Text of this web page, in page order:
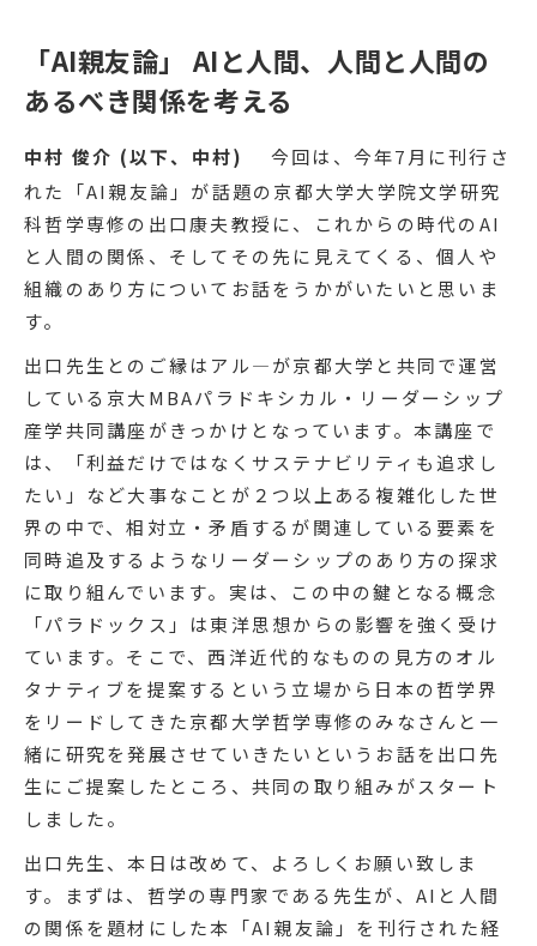
「AI親友論」 AIと人間、人間と人間の
あるべき関係を考える
中村 俊介 (以下、中村)
今回は、今年7月に刊行さ
れた「AI親友論」が話題の京都大学大学院文学研究
科哲学専修の出口康夫教授に、これからの時代のAI
と人間の関係、そしてその先に見えてくる、個人や
組織のあり方についてお話をうかがいたいと思いま
す。
出口先生とのご縁はアル―が京都大学と共同で運営
している京大MBAパラドキシカル・リーダーシップ
産学共同講座がきっかけとなっています。本講座で
は、「利益だけではなくサステナビリティも追求し
たい」など大事なことが２つ以上ある複雑化した世
界の中で、相対立・矛盾するが関連している要素を
同時追及するようなリーダーシップのあり方の探求
に取り組んでいます。実は、この中の鍵となる概念
「パラドックス」は東洋思想からの影響を強く受け
ています。そこで、西洋近代的なものの見方のオル
タナティブを提案するという立場から日本の哲学界
をリードしてきた京都大学哲学専修のみなさんと一
緒に研究を発展させていきたいというお話を出口先
生にご提案したところ、共同の取り組みがスタート
しました。
出口先生、本日は改めて、よろしくお願い致しま
す。まずは、哲学の専門家である先生が、AIと人間
の関係を題材にした本「AI親友論」を刊行された経